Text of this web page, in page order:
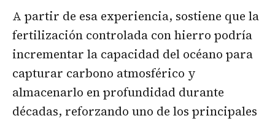
A partir de esa experiencia, sostiene que la
fertilización controlada con hierro podría
incrementar la capacidad del océano para
capturar carbono atmosférico y
almacenarlo en profundidad durante
décadas, reforzando uno de los principales